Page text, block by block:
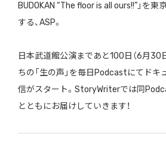
BUDOKAN “The floor is all ours!!”」を東
する、ASP。
日本武道館公演まであと100日（6月30
ちの「生の声」を毎日Podcastにてドキ
信がスタート。StoryWriterでは同
とともにお届けしていきます！